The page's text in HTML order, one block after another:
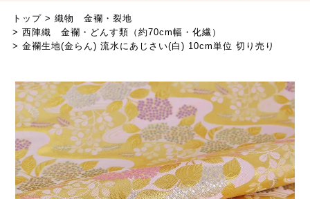
トップ
織物 金襴・裂地
西陣織 金襴・どんす類（約70cm幅・化繊）
金襴生地(金らん) 流水にあじさい(白) 10cm単位 切り売り